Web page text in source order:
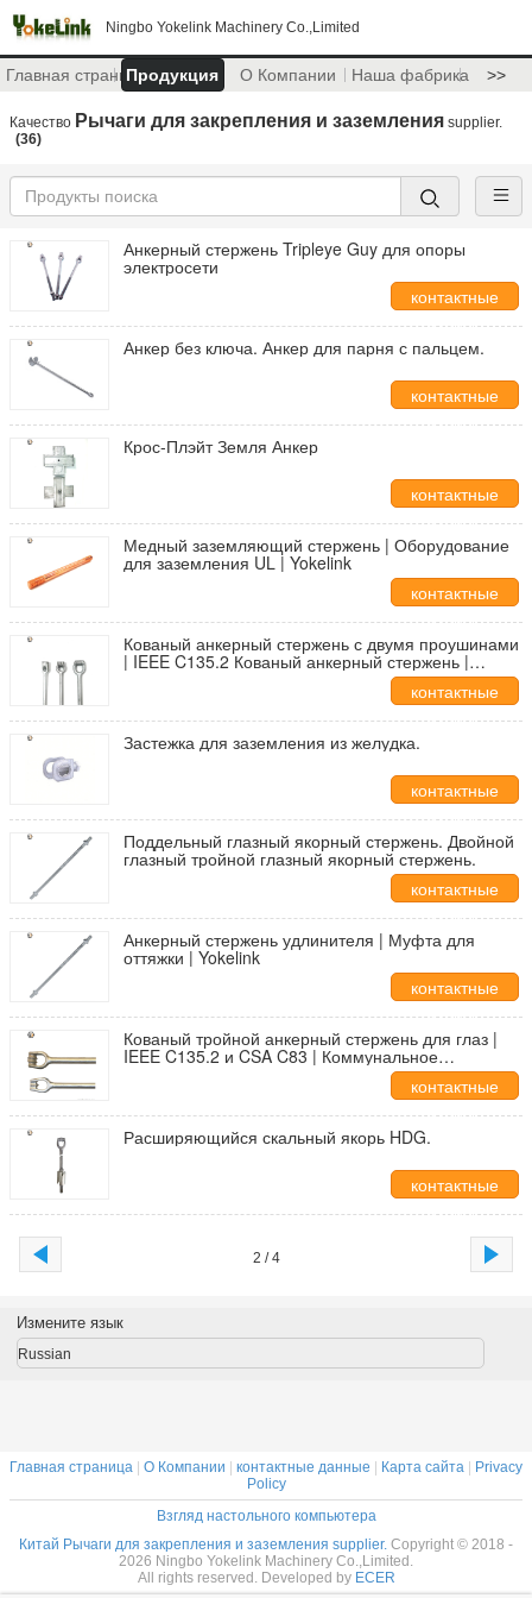
Ningbo Yokelink Machinery Co.,Limited
Главная страницаПродукция О Компании Наша фабрика >>
Качество Рычаги для закрепления и заземления supplier.
(36)
Анкерный стержень Tripleye Guy для опоры
электросети
контактные
данные
Анкер без ключа. Анкер для парня с пальцем.
контактные
данные
Крос-Плэйт Земля Анкер       
контактные
данные
Медный заземляющий стержень | Оборудование
для заземления UL | Yokelink
контактные
данные
Кованый анкерный стержень с двумя проушинами
| IEEE C135.2 Кованый анкерный стержень |
контактные
данные
Застежка для заземления из желудка.
контактные
данные
Поддельный глазный якорный стержень. Двойной
глазный тройной глазный якорный стержень.
контактные
данные
Анкерный стержень удлинителя | Муфта для
оттяжки | Yokelink
контактные
данные
Кованый тройной анкерный стержень для глаз |
IEEE C135.2 и CSA C83 | Коммунальное
контактные
данные
Расширяющийся скальный якорь HDG.
контактные
данные
2 / 4
Измените язык
Russian
Главная страница О Компании контактные данные Карта сайта
Privacy
Policy
Взгляд настольного компьютера
Китай Рычаги для закрепления и заземления supplier. Copyright © 2018 -
2026 Ningbo Yokelink Machinery Co.,Limited.
All rights reserved. Developed by ECER